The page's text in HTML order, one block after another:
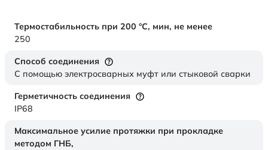
Термостабильность при 200 °С, мин, не менее
250
Способ соединения
С помощью электросварных муфт или стыковой сварки
Герметичность соединения
IP68
Максимальное усилие протяжки при прокладке
методом ГНБ,